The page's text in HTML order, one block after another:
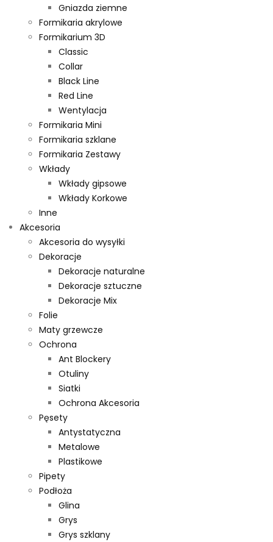
Gniazda ziemne
Formikaria akrylowe
Formikarium 3D
Classic
Collar
Black Line
Red Line
Wentylacja
Formikaria Mini
Formikaria szklane
Formikaria Zestawy
Wkłady
Wkłady gipsowe
Wkłady Korkowe
Inne
Akcesoria
Akcesoria do wysyłki
Dekoracje
Dekoracje naturalne
Dekoracje sztuczne
Dekoracje Mix
Folie
Maty grzewcze
Ochrona
Ant Blockery
Otuliny
Siatki
Ochrona Akcesoria
Pęsety
Antystatyczna
Metalowe
Plastikowe
Pipety
Podłoża
Glina
Grys
Grys szklany